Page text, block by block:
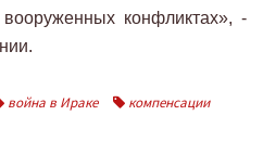
конфликтах», -
война в Ираке
компенсации